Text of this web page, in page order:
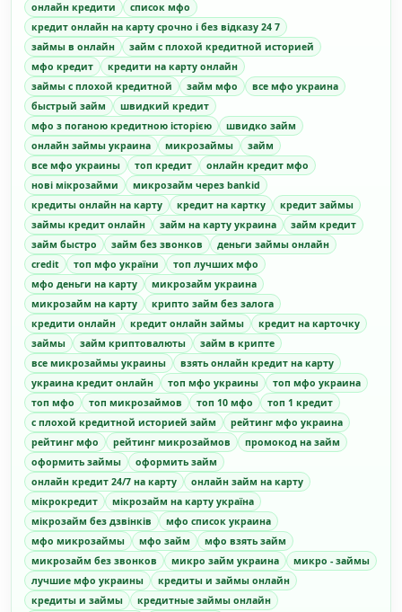
онлайн кредити
список мфо
кредит онлайн на карту срочно і без відказу 24 7
займы в онлайн
займ с плохой кредитной историей
мфо кредит
кредити на карту онлайн
займы с плохой кредитной
займ мфо
все мфо украина
быстрый займ
швидкий кредит
мфо з поганою кредитною історією
швидко займ
онлайн займы украина
микрозаймы
займ
все мфо украины
топ кредит
онлайн кредит мфо
нові мікрозайми
микрозайм через bankid
кредиты онлайн на карту
кредит на картку
кредит займы
займы кредит онлайн
займ на карту украина
займ кредит
займ быстро
займ без звонков
деньги займы онлайн
credit
топ мфо україни
топ лучших мфо
мфо деньги на карту
микрозайм украина
микрозайм на карту
крипто займ без залога
кредити онлайн
кредит онлайн займы
кредит на карточку
займы
займ криптовалюты
займ в крипте
все микрозаймы украины
взять онлайн кредит на карту
украина кредит онлайн
топ мфо украины
топ мфо украина
топ мфо
топ микрозаймов топ 10 мфо
топ 1 кредит
с плохой кредитной историей займ
рейтинг мфо украина
рейтинг мфо
рейтинг микрозаймов
промокод на займ
оформить займы
оформить займ
онлайн кредит 24/7 на карту
онлайн займ на карту
мікрокредит
мікрозайм на карту україна
мікрозайм без дзвінків
мфо список украина
мфо микрозаймы
мфо займ
мфо взять займ
микрозайм без звонков
микро займ украина
микро - займы
лучшие мфо украины
кредиты и займы онлайн
кредиты и займы
кредитные займы онлайн